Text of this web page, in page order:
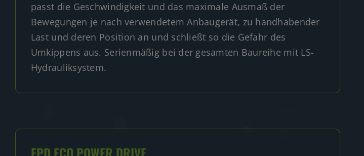
passt die Geschwindigkeit und das maximale Ausmaß der
Bewegungen je nach verwendetem Anbaugerät, zu handhabender
Last und deren Position an und schließt so die Gefahr des
Umkippens aus. Serienmäßig bei der gesamten Baureihe mit LS-
Hydrauliksystem.